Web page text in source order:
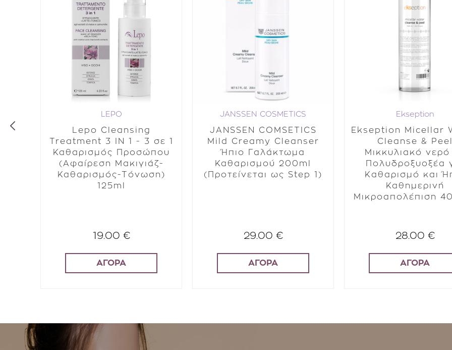
LEPO
Lepo Cleansing
Treatment 3 IN 1 - 3 σε 1
Καθαρισμός Προσώπου
(Αφαίρεση Μακιγιάζ-
Καθαρισμός-Τόνωση)
125ml
19.00 €
ΑΓΟΡΑ
JANSSEN COSMETICS
JANSSEN COMSETICS
Mild Creamy Cleanser
Ήπιο Γαλάκτωμα
Καθαρισμού 200ml
(Προτείνεται ως Step 1)
29.00 €
ΑΓΟΡΑ
Ekseption
Ekseption Micellar
Cleanse & Peel
Μικκυλιακό νερό
Πολυδροξυοξέα
Kαθαρισμό και
Καθημερινή
Μικροαπολέπιση
28.00 €
ΑΓΟΡΑ